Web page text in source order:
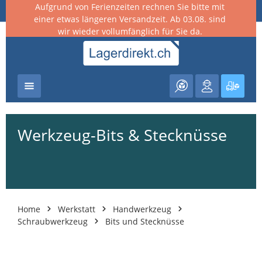
springen
Aufgrund von Ferienzeiten rechnen Sie bitte mit
einer etwas längeren Versandzeit. Ab 03.08. sind
wir wieder vollumfänglich für Sie da.
Werkzeug-Bits & Stecknüsse
Home Werkstatt
Handwerkzeug
Schraubwerkzeug
Bits und Stecknüsse